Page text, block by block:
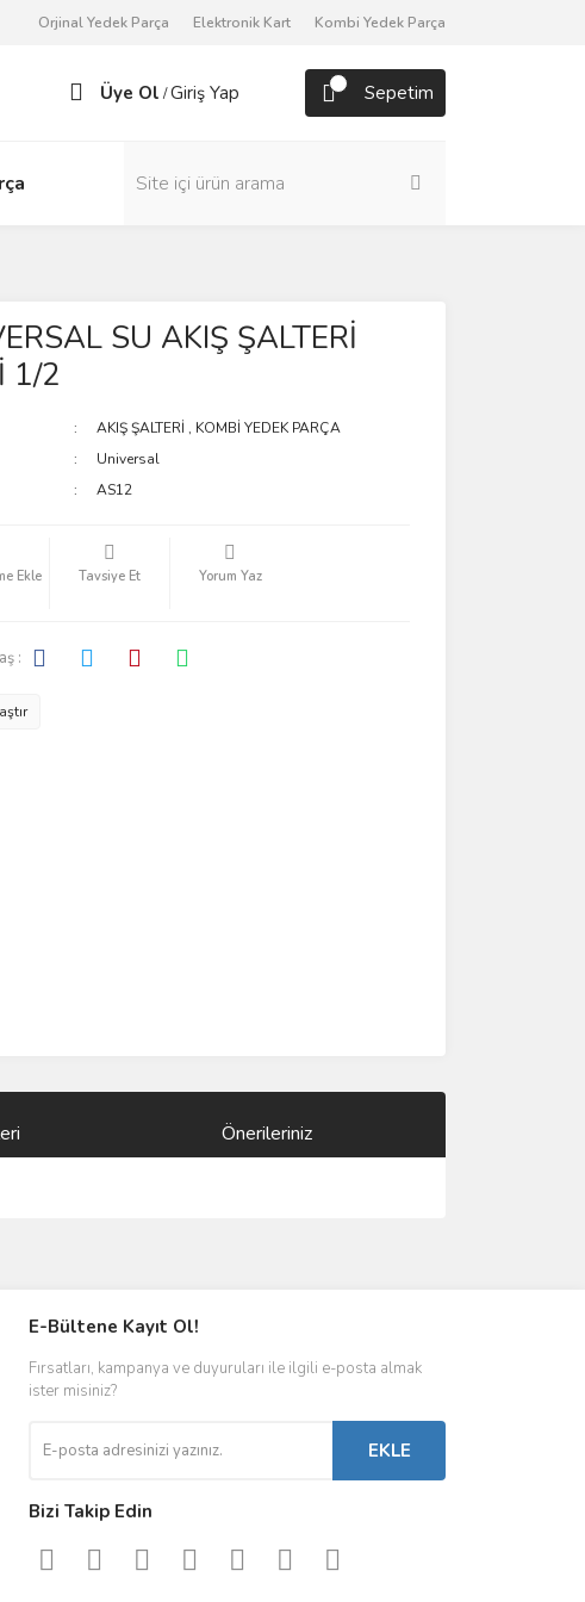
Orjinal Yedek Parça Elektronik Kart Kombi Yedek Parça
Üye Ol /Giriş Yap Sepetim
SU AKIŞ ŞALTERİ
1/2
AKIŞ ŞALTERİ , KOMBİ YEDEK PARÇA
Universal
AS12
Tavsiye Et Yorum Yaz
:
Önerileriniz
E-Bültene Kayıt Ol!
Fırsatları, kampanya ve duyuruları ile ilgili e-posta almak
ister misiniz?
EKLE
Bizi Takip Edin